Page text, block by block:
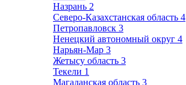
Назрань 2
Северо-Казахстанская область 4
Петропавловск 3
Ненецкий автономный округ 4
Нарьян-Мар 3
Жетысу область 3
Текели 1
Магаданская область 3